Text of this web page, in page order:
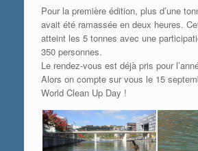
Pour la première édition, plus d’une
avait été ramassée en deux heures.
atteint les 5 tonnes avec une
350 personnes.
Le rendez-vous est déjà pris pour
Alors on compte sur vous le 15
World Clean Up Day !